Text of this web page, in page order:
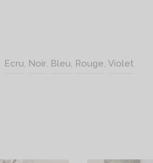
Ecru, Noir, Bleu, Rouge, Violet